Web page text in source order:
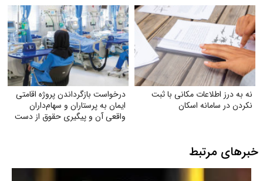
نه به درز اطلاعات مکانی با ثبت
نکردن در سامانه اسکان
درخواست بازگرداندن پروژه اقامتی
ایمان به پرستاران و سهام‌داران
واقعی آن و پیگیری حقوق از دست
خبرهای مرتبط